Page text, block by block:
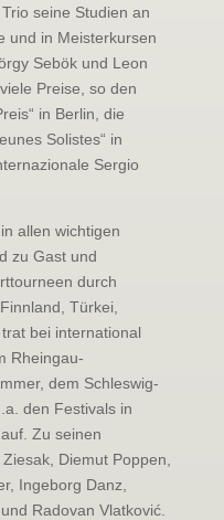
seine Studien an
und in Meisterkursen
Sebök und Leon
Preise, so den
in Berlin, die
Solistes“ in
Sergio
allen wichtigen
zu Gast und
durch
Türkei,
bei international
Rheingau-
dem Schleswig-
den Festivals in
Zu seinen
Diemut Poppen,
Ingeborg Danz,
Radovan Vlatković.